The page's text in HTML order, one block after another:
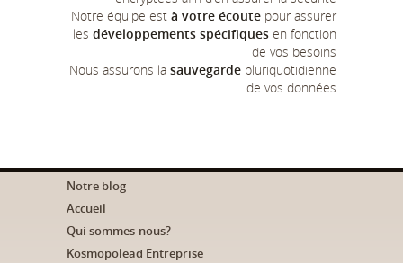
Notre équipe est à votre écoute pour assurer
les développements spécifiques en fonction
de vos besoins
Nous assurons la sauvegarde pluriquotidienne
de vos données
Notre blog
Accueil
Qui sommes-nous?
Kosmopolead Entreprise